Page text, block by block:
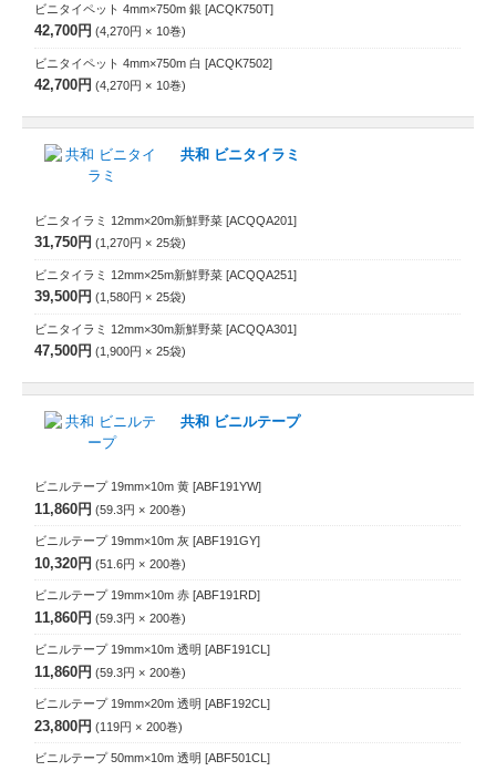
ビニタイペット 4mm×750m 銀 [ACQK750T]
42,700円 4,270円 10巻
ビニタイペット 4mm×750m 白 [ACQK7502]
42,700円 4,270円 10巻
共和 ビニタイラミ
ビニタイラミ 12mm×20m新鮮野菜 [ACQQA201]
31,750円 1,270円 25袋
ビニタイラミ 12mm×25m新鮮野菜 [ACQQA251]
39,500円 1,580円 25袋
ビニタイラミ 12mm×30m新鮮野菜 [ACQQA301]
47,500円 1,900円 25袋
共和 ビニルテープ
ビニルテープ 19mm×10m 黄 [ABF191YW]
11,860円 59.3円 200巻
ビニルテープ 19mm×10m 灰 [ABF191GY]
10,320円 51.6円 200巻
ビニルテープ 19mm×10m 赤 [ABF191RD]
11,860円 59.3円 200巻
ビニルテープ 19mm×10m 透明 [ABF191CL]
11,860円 59.3円 200巻
ビニルテープ 19mm×20m 透明 [ABF192CL]
23,800円 119円 200巻
ビニルテープ 50mm×10m 透明 [ABF501CL]